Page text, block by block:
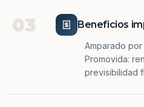
03 Beneficios
Amparado
Promovida:
previsibilidad